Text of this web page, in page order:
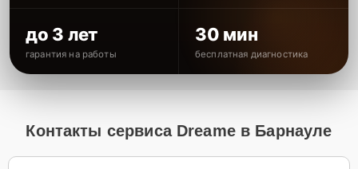
до 3 лет
гарантия на работы
30 мин
бесплатная диагностика
Контакты сервиса Dreame в Барнауле